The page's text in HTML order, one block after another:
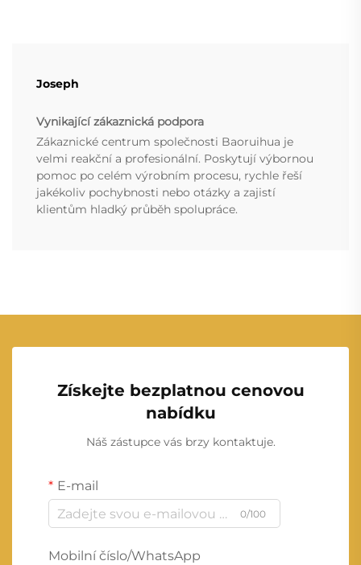
Joseph
Vynikající zákaznická podpora
Zákaznické centrum společnosti Baoruihua je
velmi reakční a profesionální. Poskytují výbornou
pomoc po celém výrobním procesu, rychle řeší
jakékoliv pochybnosti nebo otázky a zajistí
klientům hladký průběh spolupráce.
Získejte bezplatnou cenovou
nabídku
Náš zástupce vás brzy kontaktuje.
E-mail
0/100
Mobilní číslo/WhatsApp